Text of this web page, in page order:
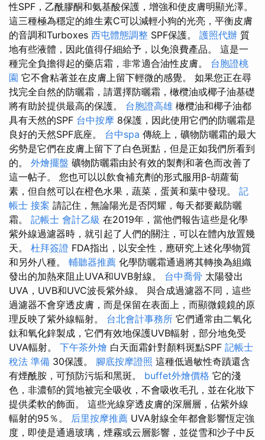
性SPF，乙酰膠酮和氨基酸保護，增強和使皮膚明顯光澤。
這三種極為穩定的維生素C可以減輕小狗的光亮，平衡皮膚
的音調和Turboxes 西屯體態調整 SPF保護。 護照代辦 質
地有些液體，因此值得仔細給予，以免浪費產品。 這是一
種完全負擔得起的藥店霜，非常適合油性皮膚。 台胞證桃
園 它不會粘著並在皮膚上留下輕微的感覺。 如果您正在尋
找完全自然的防曬霜，請選擇防曬霜，橄欖油或椰子油基礎
將有助於提供最高的保護。 台胞證高雄 橄欖油和椰子油都
具有天然的SPF 台中按摩 8保護，因此使用它們的防曬霜是
良好的天然SPF底座。 台中spa 傳統上，礦物防曬霜的最大
劣勢是它們在皮膚上留下了白色斑點，但是正如我們所看到
的。 外燴擺盤 礦物防曬霜由於有效的製劑和著色而改善了
這一帖子。 您也可以以飲食補充劑的形式服用β-胡蘿蔔
素，但自然可以在橙色水果，蔬菜，蛋黃和葉中發現。 記
帳士 接案 請記住，無論陽光是否閃耀，每天都要戴防曬
霜。 記帳士 會計乙級 在2019年，當他們報告這些是化學
紫外線過濾器時，就引起了人們的關注，可以在體內放置幾
天。 杜拜簽證 FDA指出，以安全性，應研究上述化學物質
和另外八種。 輔聽器推薦 化學防曬霜通過將其轉換為組織
發出的加熱來阻止UVA和UVB射線。 台中喬骨 太陽發出
UVA，UVB和UVC波長紫外線。 與合成過濾器不同，這些
過濾器不會穿透皮膚，而是保留在表面上，而顯微鏡鏡的原
理反映了紫外線輻射。 台北會計事務所 它們通常由二氧化
鈦和氧化鋅製成，它們有效地保護UVB輻射，部分地免受
UVA輻射。 下午茶外燴 白天面霜針對顏料斑點SPF 記帳士
稅法 準備 30保護。 腳底按摩證照 這種低過敏性奇蹟還含
有煙酰胺，可預防污垢和黑斑。 buffet外燴價格 它的淺
色，非濃郁的質地被完全吸收，不會吸收毛孔，並在化妝下
提供柔軟的飾面。 這些光線穿透皮膚的深層層，佔紫外線
輻射的95％。 后里按摩推薦 UVA射線全年都會影響恆定強
度，即使是通過玻璃，煙霧或云層影響，並從雪和沙子中反